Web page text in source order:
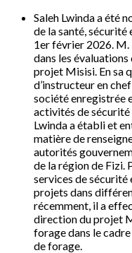
Saleh Lwinda a été
de la santé, sécurité
1er février 2026. M.
dans les évaluations
projet Misisi. En sa
d’instructeur en
société enregistrée
activités de
Lwinda a établi et
matière de
autorités
de la région de Fizi.
services de
projets dans
récemment, il a
direction du projet
forage dans le
de forage.